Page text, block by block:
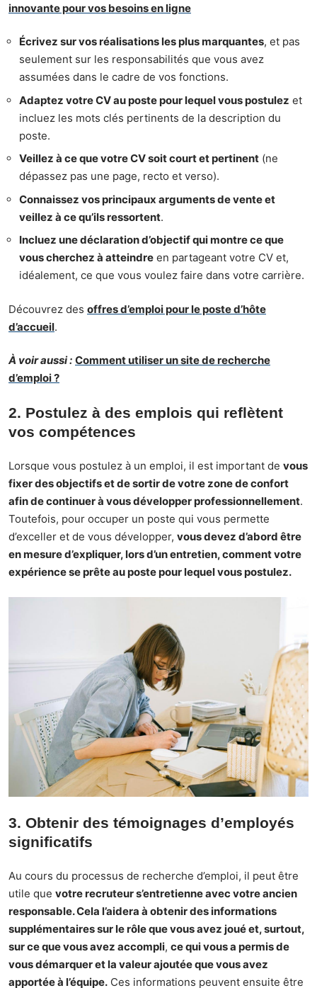
innovante pour vos besoins en ligne
Écrivez sur vos réalisations les plus marquantes, et pas
seulement sur les responsabilités que vous avez
assumées dans le cadre de vos fonctions.
Adaptez votre CV au poste pour lequel vous postulez et
incluez les mots clés pertinents de la description du
poste.
Veillez à ce que votre CV soit court et pertinent (ne
dépassez pas une page, recto et verso).
Connaissez vos principaux arguments de vente et
veillez à ce qu’ils ressortent.
Incluez une déclaration d’objectif qui montre ce que
vous cherchez à atteindre en partageant votre CV et,
idéalement, ce que vous voulez faire dans votre carrière.
Découvrez des offres d’emploi pour le poste d’hôte
d’accueil.
À voir aussi : Comment utiliser un site de recherche
d’emploi ?
2. Postulez à des emplois qui reflètent
vos compétences
Lorsque vous postulez à un emploi, il est important de vous
fixer des objectifs et de sortir de votre zone de confort
afin de continuer à vous développer professionnellement.
Toutefois, pour occuper un poste qui vous permette
d’exceller et de vous développer, vous devez d’abord être
en mesure d’expliquer, lors d’un entretien, comment votre
expérience se prête au poste pour lequel vous postulez.
3. Obtenir des témoignages d’employés
significatifs
Au cours du processus de recherche d’emploi, il peut être
utile que votre recruteur s’entretienne avec votre ancien
responsable. Cela l’aidera à obtenir des informations
supplémentaires sur le rôle que vous avez joué et, surtout,
sur ce que vous avez accompli, ce qui vous a permis de
vous démarquer et la valeur ajoutée que vous avez
apportée à l’équipe. Ces informations peuvent ensuite être